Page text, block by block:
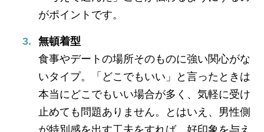
がポイントです。
無頓着型
食事やデートの場所そのものに強い関心がな
いタイプ。「どこでもいい」と言ったときは
本当にどこでもいい場合が多く、気軽に受け
止めても問題ありません。とはいえ、男性側
が特別感を出す工夫をすれば、好印象を与え